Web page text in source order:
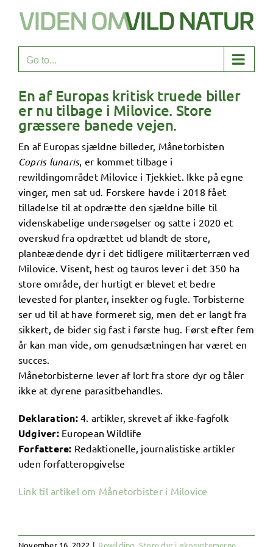
Go to...
En af Europas kritisk truede biller
er nu tilbage i Milovice. Store
græssere banede vejen.
En af Europas sjældne billeder, Månetorbisten
Copris lunaris, er kommet tilbage i
rewildingområdet Milovice i Tjekkiet. Ikke på egne
vinger, men sat ud. Forskere havde i 2018 fået
tilladelse til at opdrætte den sjældne bille til
videnskabelige undersøgelser og satte i 2020 et
overskud fra opdrættet ud blandt de store,
planteædende dyr i det tidligere militærterræn ved
Milovice. Visent, hest og tauros lever i det 350 ha
store område, der hurtigt er blevet et bedre
levested for planter, insekter og fugle. Torbisterne
ser ud til at have formeret sig, men det er langt fra
sikkert, de bider sig fast i første hug. Først efter fem
år kan man vide, om genudsætningen har været en
succes.
Månetorbisterne lever af lort fra store dyr og tåler
ikke at dyrene parasitbehandles.
Deklaration:4. artikler, skrevet af ikke-fagfolk
Udgiver:European Wildlife
Forfattere: Redaktionelle, journalistiske artikler
uden forfatteropgivelse
Link til artikel om Månetorbister i Milovice
November 16, 2022 | Rewilding Store dyr i økosystemerne